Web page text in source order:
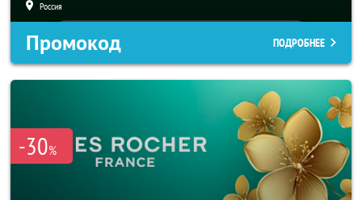
Россия
Промокод ПОДРОБНЕЕ
-30%